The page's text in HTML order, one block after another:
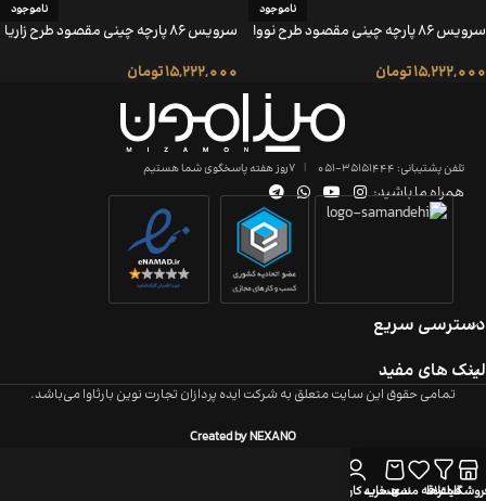
ناموجود
سرویس ۸۶ پارچه چینی مقصود طرح نووا
15,222,000تومان
ناموجود
سرویس ۸۶ پارچه چینی مقصود طرح زاریا
15,222,000تومان
تلفن پشتیبانی: 35151444-051 |
همراه ما باشید:
دسترسی سریع
لینک های مفید
تمامی حقوق این سایت متعلق به شرکت ایده پردازان تجارت نوین بارثاوا می‌باشد.
Created by NEXANO
فیلترها
علاقه مندیسبد خرید
حساب کاربری من